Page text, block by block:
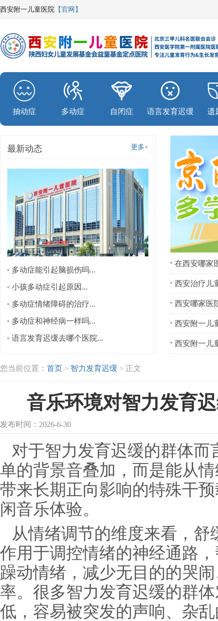
西安附一儿童医院 【官网】
抽动症 多动症 自闭症 语言发育迟缓 遗
更多+
最新动态
多动症能引起脑损伤吗...
小孩多动症引起原因...
多动症情绪障碍的治疗...
多动症和神经病一样吗...
语言发育迟缓去哪个医院...
在西安哪家
西安治疗儿
西安附一儿
西安附一儿
您当前位置： 首页 > 智力发育迟缓 > 正文
音乐环境对智力发育
发布时间：2026-6-30
对于智力发育迟缓的群体
单的背景音叠加，而是能从
带来长期正向影响的特殊干
闲音乐体验。
从情绪调节的维度来看，
作用于调控情绪的神经通路
躁动情绪，减少无目的的哭
率。很多智力发育迟缓的群
低，容易被突发的声响、杂